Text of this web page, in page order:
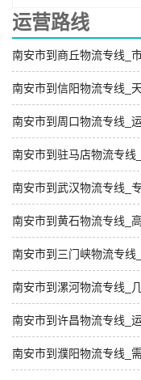
运营路线
南安市到商丘物流专线_
南安市到信阳物流专线_
南安市到周口物流专线_
南安市到驻马店物流专线
南安市到武汉物流专线_
南安市到黄石物流专线_
南安市到三门峡物流专线
南安市到漯河物流专线_
南安市到许昌物流专线_
南安市到濮阳物流专线_